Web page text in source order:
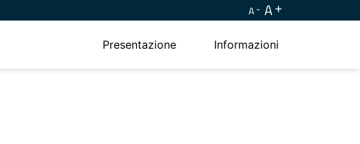
A A
Presentazione Informazioni